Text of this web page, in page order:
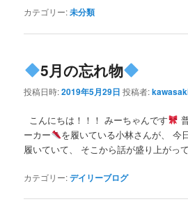
カテゴリー:未分類
5月の忘れ物
投稿日時:2019年5月29日 投稿者:
こんにちは！！！ みーちゃんです
ーカー
を履いている小林さんが、 今
履いていて、 そこから話が盛り上が
カテゴリー:デイリーブログ